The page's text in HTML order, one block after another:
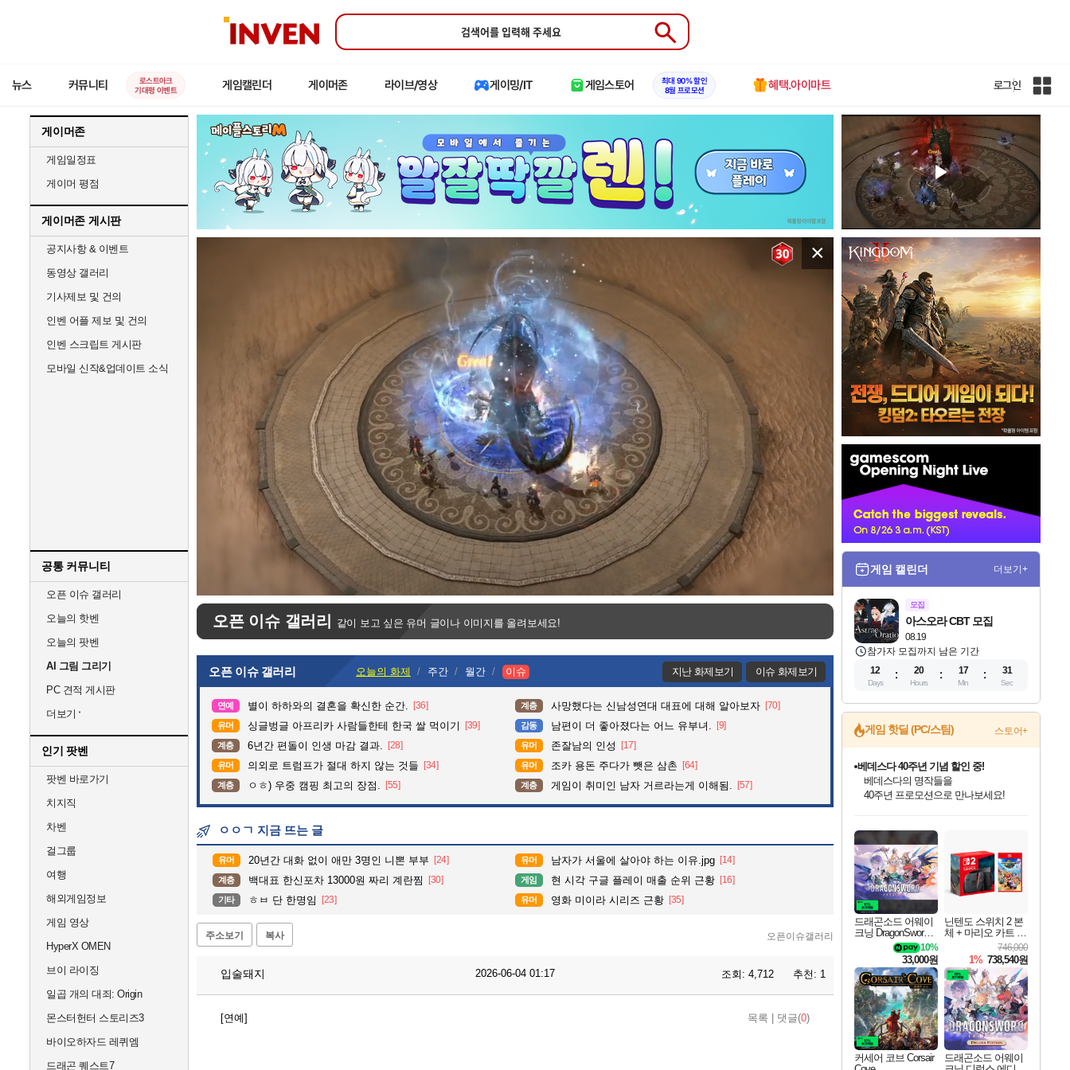
인
Submit
뉴스 커뮤니티
로스트아크
기대평 이벤트
게임캘린더 게이머존 라이브/영상 게이밍/IT 게임스토어
최대 90% 할인
8월 프로모션
혜택.아이마트 로그인
인
게이머존
게임일정표
게이머 평점
게이머존 게시판
공지사항 & 이벤트
동영상 갤러리
기사제보 및 건의
인벤 어플 제보 및 건의
인벤 스크립트 게시판
모바일 신작&업데이트 소식
공통 커뮤니티
오픈 이슈 갤러리
오늘의 핫벤
오늘의 팟벤
AI 그림 그리기
PC 견적 게시판
더보기
인기 팟벤
팟벤 바로가기
치지직
차벤
걸그룹
여행
해외게임정보
게임 영상
HyperX OMEN
브이 라이징
일곱 개의 대죄: Origin
몬스터헌터 스토리즈3
바이오하자드 레퀴엠
드래곤 퀘스트7
Loaded
0%
0%
×
오픈 이슈 갤러리 같이 보고 싶은 유머 글이나 이미지를 올려보세요!
오픈 이슈 갤러리 오늘의 화제 주간 월간 이슈 지난 화제보기 이슈 화제보기
연예 별이 하하와의 결혼을 확신한 순간. [36] 계층 사망했다는 신남성연대 대표에 대해 알아보자 [70]
유머 싱글벙글 아프리카 사람들한테 한국 쌀 먹이기 [39] 감동 남편이 더 좋아졌다는 어느 유부녀. [9]
계층 6년간 편돌이 인생 마감 결과. [28] 유머 존잘남의 인성 [17]
유머 의외로 트럼프가 절대 하지 않는 것들 [34] 유머 조카 용돈 주다가 뺏은 삼촌 [64]
계층 ㅇㅎ) 우중 캠핑 최고의 장점. [55] 계층 게임이 취미인 남자 거르라는게 이해됨. [57]
ㅇㅇㄱ 지금 뜨는 글
유머 20년간 대화 없이 애만 3명인 니뽄 부부 [24] 유머 남자가 서울에 살아야 하는 이유.jpg [14]
계층 백대표 한신포차 13000원 짜리 계란찜 [30] 게임 현 시각 구글 플레이 매출 순위 근황 [16]
기타 ㅎㅂ 단 한명임 [23] 유머 영화 미이라 시리즈 근황 [35]
주소보기 복사 오픈이슈갤러리
입술돼지 2026-06-04 01:17 조회: 4,712 추천: 1
[연예] 목록 댓글(0)
벤
게임 캘린더 더보기+
모집
08.19
아스오라 CBT 모집
참가자 모집까지 남은 기간
12
Days
20
Hours
17
Min
29
Sec
게임 핫딜 (PC/스팀) 스토어+
최대 90% 할인가를 만나보세요!
네이버혜택과 함께 만나보세요!
50%할인&추가 적립까지!
이니&베니 혜택까지!
네이버 혜택가와 함께 예약하세요!
할인&네이버혜택으로 만나보세요!
네이버페이 혜택과 만나보세요!
베데스다 40주년 기념 할인 중!
마블 투혼 파이팅 소울즈 예약 판매 중!
마블 히어로 총 출동&화려한 격투!
네이버 포인트 혜택까지!
할인가에 만나보세요!
일부 에디션 상시 할인!
혜택으로 예약 판매 중
편안하게 충전하세요
드래곤소드 어웨이
크닝 DragonSword A
10%
33,000원
닌텐도 스위치 2 본
체 + 마리오 카트 월
746,000
1% 738,540원
커세어 코브 Corsair
드래곤소드 어웨이